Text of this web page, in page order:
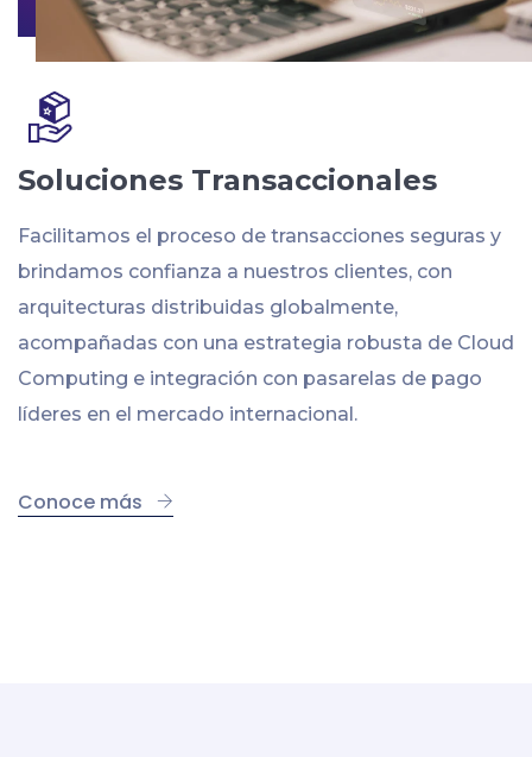
Soluciones Transaccionales
Facilitamos el proceso de transacciones seguras y
brindamos confianza a nuestros clientes, con
arquitecturas distribuidas globalmente,
acompañadas con una estrategia robusta de Cloud
Computing e integración con pasarelas de pago
líderes en el mercado internacional.
Conoce más